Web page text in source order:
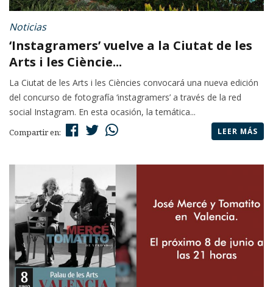
Noticias
‘Instagramers’ vuelve a la Ciutat de les
Arts i les Cièncie...
La Ciutat de les Arts i les Ciències convocará una nueva edición
del concurso de fotografía ‘instagramers’ a través de la red
social Instagram. En esta ocasión, la temática...
Compartir en: LEER MÁS